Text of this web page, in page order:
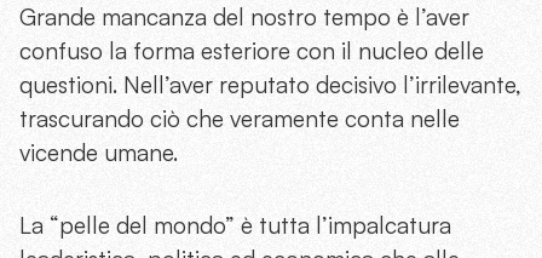
Grande mancanza del nostro tempo è l’aver
confuso la forma esteriore con il nucleo delle
questioni. Nell’aver reputato decisivo l’irrilevante,
trascurando ciò che veramente conta nelle
vicende umane.
La “pelle del mondo” è tutta l’impalcatura